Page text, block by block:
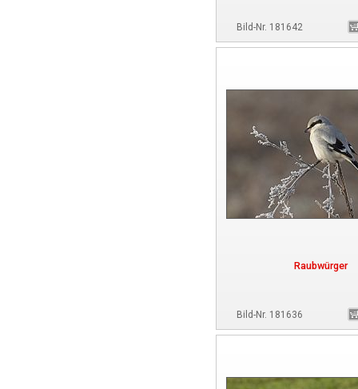
Bild-Nr. 181642
Raubwürger
Bild-Nr. 181636